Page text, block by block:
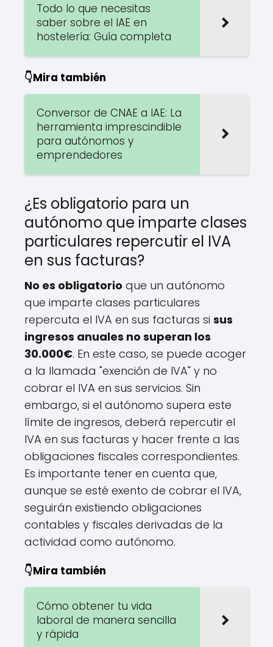
Todo lo que necesitas
saber sobre el IAE en
hostelería: Guía completa
👇Mira también
Conversor de CNAE a IAE: La
herramienta imprescindible
para autónomos y
emprendedores
¿Es obligatorio para un
autónomo que imparte clases
particulares repercutir el IVA
en sus facturas?
No es obligatorio que un autónomo
que imparte clases particulares
repercuta el IVA en sus facturas si sus
ingresos anuales no superan los
30.000€. En este caso, se puede acoger
a la llamada "exención de IVA" y no
cobrar el IVA en sus servicios. Sin
embargo, si el autónomo supera este
límite de ingresos, deberá repercutir el
IVA en sus facturas y hacer frente a las
obligaciones fiscales correspondientes.
Es importante tener en cuenta que,
aunque se esté exento de cobrar el IVA,
seguirán existiendo obligaciones
contables y fiscales derivadas de la
actividad como autónomo.
👇Mira también
Cómo obtener tu vida
laboral de manera sencilla
y rápida